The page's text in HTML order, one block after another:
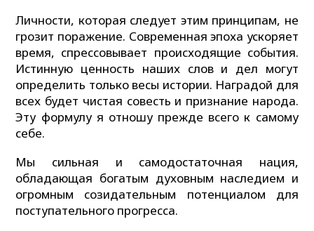
Личности, которая следует этим принципам, не
грозит поражение. Современная эпоха ускоряет
время, спрессовывает происходящие события.
Истинную ценность наших слов и дел могут
определить только весы истории. Наградой для
всех будет чистая совесть и признание народа.
Эту формулу я отношу прежде всего к самому
себе.
Мы сильная и самодостаточная нация,
обладающая богатым духовным наследием и
огромным созидательным потенциалом для
поступательного прогресса.